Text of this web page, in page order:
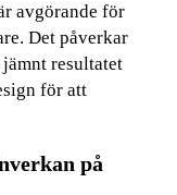
avgörande för
Det påverkar
resultatet
för att
på